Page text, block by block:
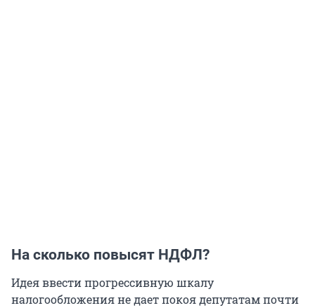
На сколько повысят НДФЛ?
Идея ввести прогрессивную шкалу
налогообложения не дает покоя депутатам почти